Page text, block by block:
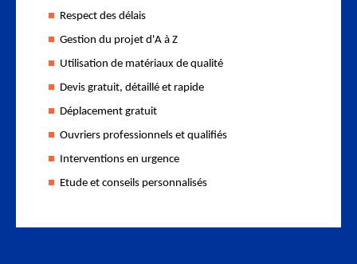
Respect des délais
Gestion du projet d'A à Z
Utilisation de matériaux de qualité
Devis gratuit, détaillé et rapide
Déplacement gratuit
Ouvriers professionnels et qualifiés
Interventions en urgence
Etude et conseils personnalisés